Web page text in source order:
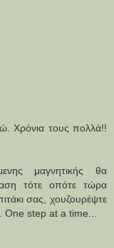
Χρόνια τους πολλά!!
μαγνητικής θα
τότε οπότε τώρα
σας, χουζουρέψτε
One step at a time...